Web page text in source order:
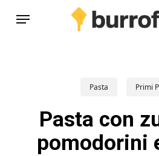
Menu
Pasta Primi
Pasta con
pomodorini